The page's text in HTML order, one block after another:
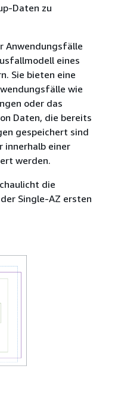
Daten zu
Anwendungsfälle
eines
Sie bieten eine
wie
oder das
Daten, die bereits
gespeichert sind
innerhalb einer
werden.
die
Single-AZ ersten